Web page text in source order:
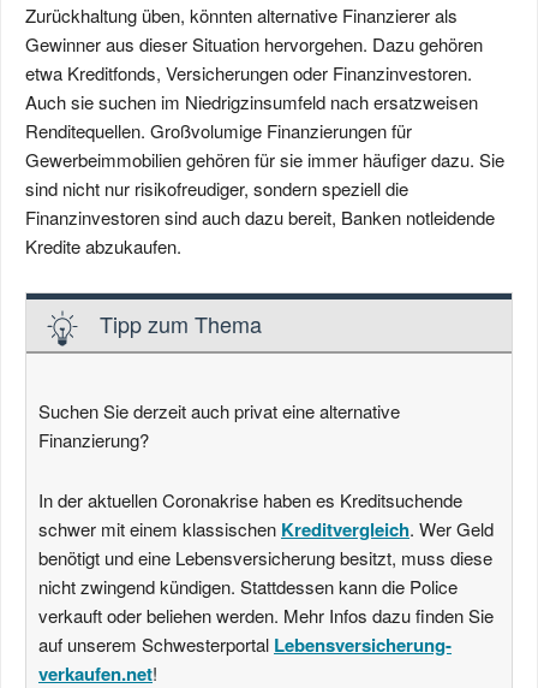
Zurückhaltung üben, könnten alternative Finanzierer als
Gewinner aus dieser Situation hervorgehen. Dazu gehören
etwa Kreditfonds, Versicherungen oder Finanzinvestoren.
Auch sie suchen im Niedrigzinsumfeld nach ersatzweisen
Renditequellen. Großvolumige Finanzierungen für
Gewerbeimmobilien gehören für sie immer häufiger dazu. Sie
sind nicht nur risikofreudiger, sondern speziell die
Finanzinvestoren sind auch dazu bereit, Banken notleidende
Kredite abzukaufen.
Tipp zum Thema
Suchen Sie derzeit auch privat eine alternative
Finanzierung?
In der aktuellen Coronakrise haben es Kreditsuchende
schwer mit einem klassischen Kreditvergleich. Wer Geld
benötigt und eine Lebensversicherung besitzt, muss diese
nicht zwingend kündigen. Stattdessen kann die Police
verkauft oder beliehen werden. Mehr Infos dazu finden Sie
auf unserem Schwesterportal Lebensversicherung-
verkaufen.net!